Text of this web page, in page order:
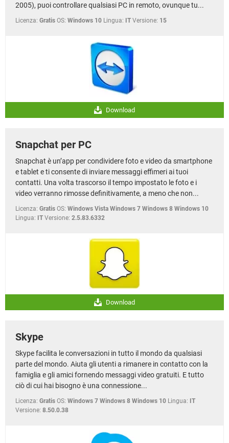
2005), puoi controllare qualsiasi PC in remoto, ovunque tu...
Licenza: Gratis OS: Windows 10 Lingua: IT Versione: 15
Download
Snapchat per PC
Snapchat è un’app per condividere foto e video da smartphone
e tablet e ti consente di inviare messaggi effimeri ai tuoi
contatti. Una volta trascorso il tempo impostato le foto e i
video verranno rimosse definitivamente, a meno che non...
Licenza: Gratis OS: Windows Vista Windows 7 Windows 8 Windows 10
Lingua: IT Versione: 2.5.83.6332
Download
Skype
Skype facilita le conversazioni in tutto il mondo da qualsiasi
parte del mondo. Aiuta gli utenti a rimanere in contatto con la
famiglia e gli amici fornendo messaggi video gratuiti. E tutto
ciò di cui hai bisogno è una connessione...
Licenza: Gratis OS: Windows 7 Windows 8 Windows 10 Lingua: IT
Versione: 8.50.0.38